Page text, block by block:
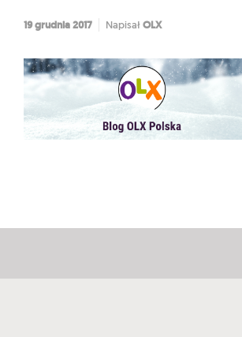
19 grudnia 2017 Napisał OLX